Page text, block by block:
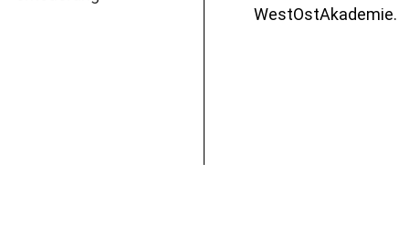
WestOstAkademie.